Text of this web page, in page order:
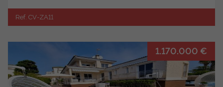
Ref. CV-ZA11
1.170.000 €